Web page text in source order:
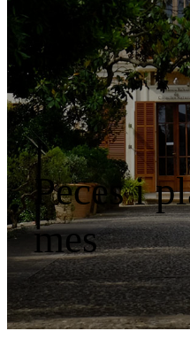
Peces i
mes